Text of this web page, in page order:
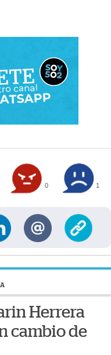
0 1
Herrera
cambio de